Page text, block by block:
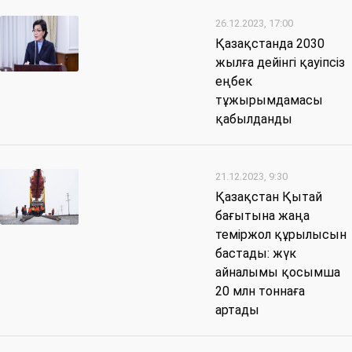
26.12.2023, 17:00
Қазақстанда 2030
жылға дейінгі қауіпсіз
еңбек
тұжырымдамасы
қабылданды
21.12.2023, 9:30
Қазақстан Қытай
бағытына жаңа
теміржол құрылысын
бастады: жүк
айналымы қосымша
20 млн тоннаға
артады